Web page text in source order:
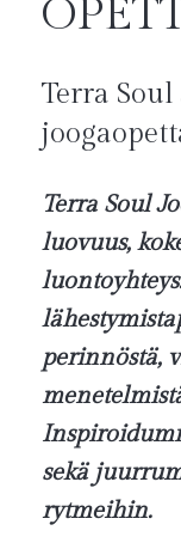
Terra
Terra Soul
luovuus,
perinnöstä,
sekä
rytmeihin.